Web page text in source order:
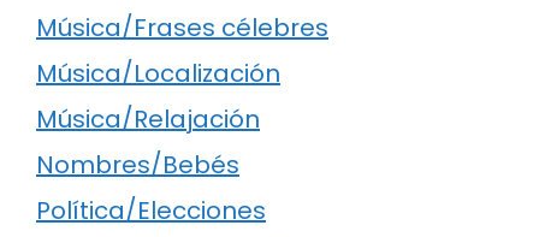
Música/Frases célebres
Música/Localización
Música/Relajación
Nombres/Bebés
Política/Elecciones